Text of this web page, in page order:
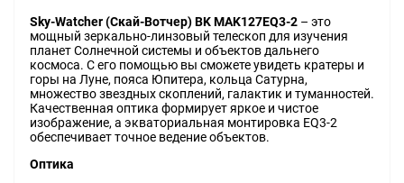
Sky-Watcher (Скай-Вотчер) BK MAK127EQ3-2 – это
мощный зеркально-линзовый телескоп для изучения
планет Солнечной системы и объектов дальнего
космоса. С его помощью вы сможете увидеть кратеры и
горы на Луне, пояса Юпитера, кольца Сатурна,
множество звездных скоплений, галактик и туманностей.
Качественная оптика формирует яркое и чистое
изображение, а экваториальная монтировка EQ3-2
обеспечивает точное ведение объектов.
Оптика